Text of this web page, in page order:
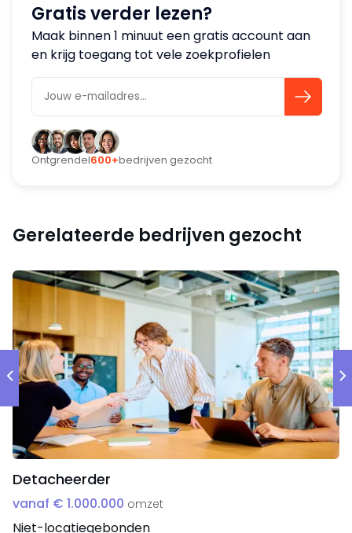
Gratis verder lezen?
Maak binnen 1 minuut een gratis account aan
en krijg toegang tot vele zoekprofielen
Ontgrendel600+bedrijven gezocht
Gerelateerde bedrijven gezocht
Detacheerder
vanaf € 1.000.000 omzet
Niet-locatiegebonden